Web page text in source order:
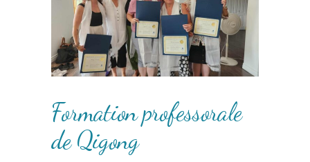
Formation professorale
de Qigong